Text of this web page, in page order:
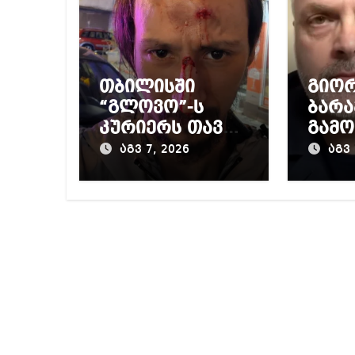
თბილისში
“გლოვო”-ს
კურიერს თავს
დაესხნენ
აგვ 7, 2026 აგვ